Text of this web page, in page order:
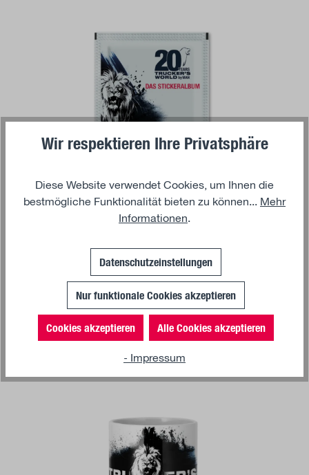
Ajouter au panier
Panini Autocollants
Wir respektieren Ihre Privatsphäre
Diese Website verwendet Cookies, um Ihnen die
bestmögliche Funktionalität bieten zu können... Mehr
Informationen.
Datenschutzeinstellungen
Nur funktionale Cookies akzeptieren
Cookies akzeptieren Alle Cookies akzeptieren
- Impressum